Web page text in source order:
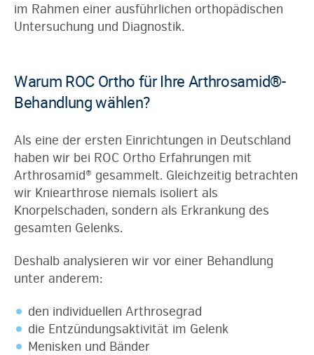
im Rahmen einer ausführlichen orthopädischen
Untersuchung und Diagnostik.
Warum ROC Ortho für Ihre Arthrosamid®-
Behandlung wählen?
Als eine der ersten Einrichtungen in Deutschland
haben wir bei ROC Ortho Erfahrungen mit
Arthrosamid® gesammelt. Gleichzeitig betrachten
wir Kniearthrose niemals isoliert als
Knorpelschaden, sondern als Erkrankung des
gesamten Gelenks.
Deshalb analysieren wir vor einer Behandlung
unter anderem:
den individuellen Arthrosegrad
die Entzündungsaktivität im Gelenk
Menisken und Bänder